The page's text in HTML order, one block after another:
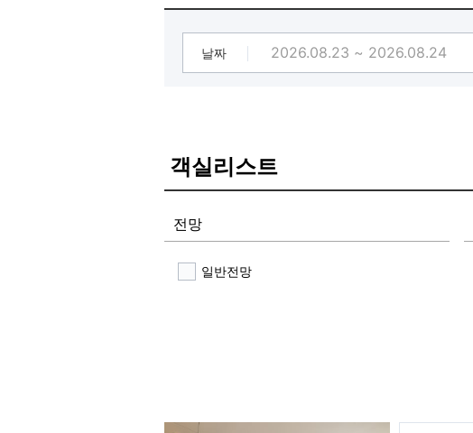
날짜
객실리스트
전망
일반전망